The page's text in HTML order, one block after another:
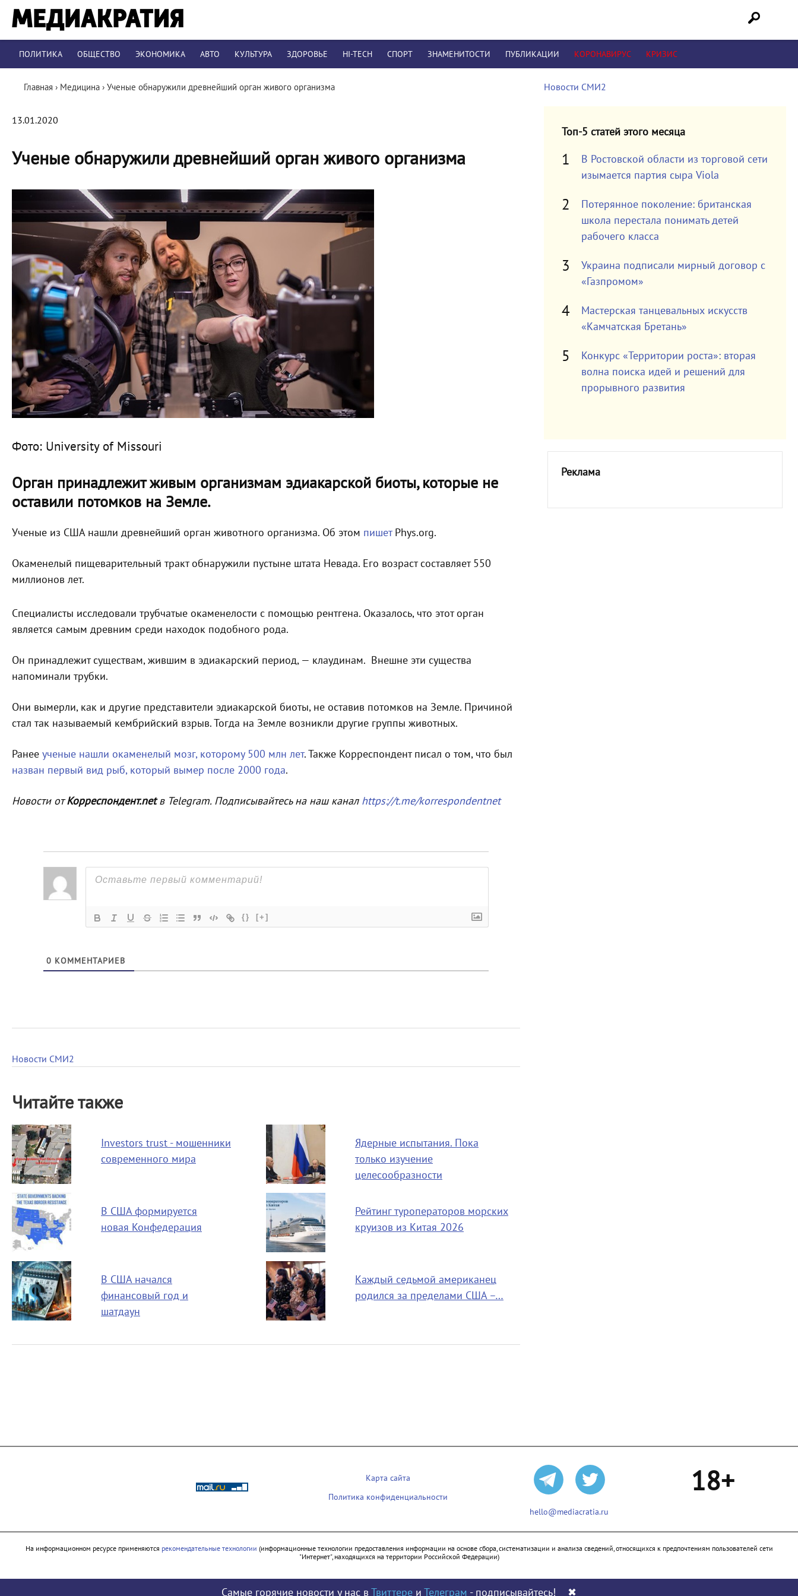
ПОЛИТИКА ОБЩЕСТВО ЭКОНОМИКА АВТО КУЛЬТУРА ЗДОРОВЬЕ HI-TECH СПОРТ ЗНАМЕНИТОСТИ ПУБЛИКАЦИИ КОРОНАВИРУС КРИЗИС
Главная › Медицина › Ученые обнаружили древнейший орган живого организма
13.01.2020
Ученые обнаружили древнейший орган живого организма
Фото: University of Missouri
Орган принадлежит живым организмам эдиакарской биоты, которые не
оставили потомков на Земле.
Ученые из США нашли древнейший орган животного организма. Об этом пишетPhys.org.
Окаменелый пищеварительный тракт обнаружили пустыне штата Невада. Его возраст составляет 550
миллионов лет.
Специалисты исследовали трубчатые окаменелости с помощью рентгена. Оказалось, что этот орган
является самым древним среди находок подобного рода.
Он принадлежит существам, жившим в эдиакарский период, — клаудинам. Внешне эти существа
напоминали трубки.
Они вымерли, как и другие представители эдиакарской биоты, не оставив потомков на Земле. Причиной
стал так называемый кембрийский взрыв. Тогда на Земле возникли другие группы животных.
Ранее ученые нашли окаменелый мозг, которому 500 млн лет. Также Корреспондент писал о том, что был
назван первый вид рыб, который вымер после 2000 года.
Новости отКорреспондент.netв Telegram. Подписывайтесь на наш канал https://t.me/korrespondentnet
{} [+]
0 КОММЕНТАРИЕВ
Новости СМИ2
Читайте также
Investors trust - мошенники
современного мира
Ядерные испытания. Пока
только изучение
целесообразности
В США формируется
новая Конфедерация
Рейтинг туроператоров морских
круизов из Китая 2026
В США начался
финансовый год и
шатдаун
Каждый седьмой американец
родился за пределами США –…
Новости СМИ2
Топ-5 статей этого месяца
В Ростовской области из торговой сети
изымается партия сыра Viola
Потерянное поколение: британская
школа перестала понимать детей
рабочего класса
Украина подписали мирный договор с
«Газпромом»
Мастерская танцевальных искусств
«Камчатская Бретань»
Конкурс «Территории роста»: вторая
волна поиска идей и решений для
прорывного развития
Реклама
Карта сайта
Политика конфиденциальности
hello@mediacratia.ru
18+
На информационном ресурсе применяются рекомендательные технологии (информационные технологии предоставления информации на основе сбора, систематизации и анализа сведений, относящихся к предпочтениям пользователей сети
"Интернет", находящихся на территории Российской Федерации)
Самые горячие новости у нас в Твиттере и Телеграм - подписывайтесь! ✖